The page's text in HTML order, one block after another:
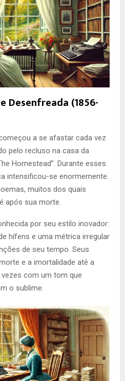
Desenfreada (1856-
a se afastar cada vez
pelo recluso na casa da
Homestead”. Durante esses
intensificou-se enormemente.
muitos dos quais
após sua morte.
por seu estilo inovador:
hífens e uma métrica irregular
de seu tempo. Seus
e a imortalidade até a
com um tom que
o sublime.